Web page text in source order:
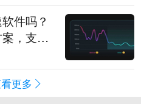
件吗？
，支持
更多